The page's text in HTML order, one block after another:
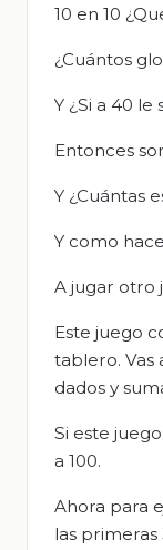
10 en 10
¿Cuántos
Y ¿Si a 40 le
Entonces
Y ¿Cuántas
Y como
A jugar otro
Este juego
tablero. Vas
dados y
Si este
a 100.
Ahora para
las primeras